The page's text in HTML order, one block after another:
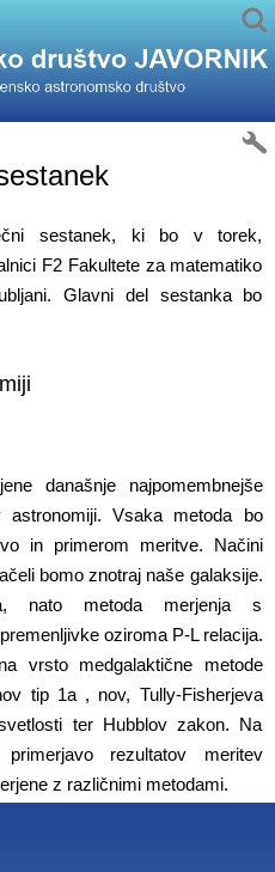
sestanek, ki bo v torek,
F2 Fakultete za matematiko
Glavni del sestanka bo
današnje najpomembnejše
Vsaka metoda bo
in primerom meritve. Načini
bomo znotraj naše galaksije.
nato metoda merjenja s
oziroma P-L relacija.
vrsto medgalaktične metode
tip 1a , nov, Tully-Fisherjeva
ter Hubblov zakon. Na
rezultatov meritev
z različnimi metodami.